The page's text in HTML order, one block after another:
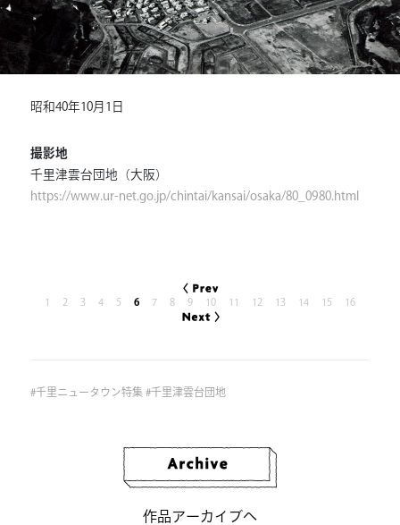
昭和40年10月1日
撮影地
千里津雲台団地（大阪）
https://www.ur-net.go.jp/chintai/kansai/osaka/80_0980.html
1 2 3 4 5 6 7 8 9 10 11 12 13 14 15 16
#千里ニュータウン特集 #千里津雲台団地
作品アーカイブへ